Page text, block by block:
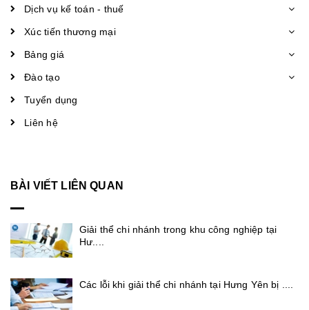
Dịch vụ kế toán - thuế
Xúc tiến thương mại
Bảng giá
Đào tạo
Tuyển dụng
Liên hệ
BÀI VIẾT LIÊN QUAN
Giải thể chi nhánh trong khu công nghiệp tại
Hư....
Các lỗi khi giải thể chi nhánh tại Hưng Yên bị ....